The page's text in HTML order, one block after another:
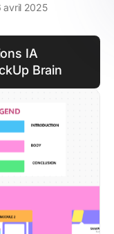
avril 2025
IA
Brain